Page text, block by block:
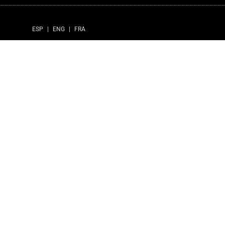
ESP ENG FRA